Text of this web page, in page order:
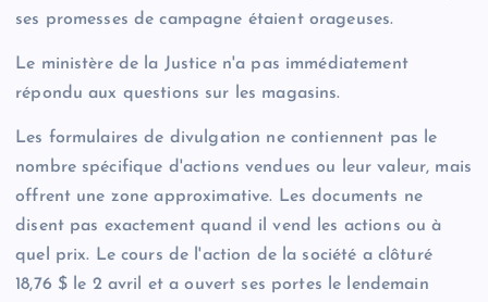
ses promesses de campagne étaient orageuses.
Le ministère de la Justice n'a pas immédiatement
répondu aux questions sur les magasins.
Les formulaires de divulgation ne contiennent pas le
nombre spécifique d'actions vendues ou leur valeur, mais
offrent une zone approximative. Les documents ne
disent pas exactement quand il vend les actions ou à
quel prix. Le cours de l'action de la société a clôturé
18,76 $ le 2 avril et a ouvert ses portes le lendemain